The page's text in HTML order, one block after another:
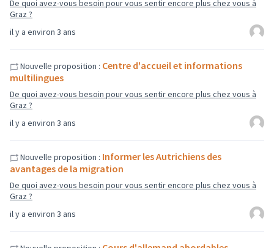
il y a environ 3 ans
De quoi avez-vous besoin pour vous sentir encore plus chez vous à
Graz ?
il y a environ 3 ans
Nouvelle proposition : Centre d'accueil et informations
multilingues
De quoi avez-vous besoin pour vous sentir encore plus chez vous à
Graz ?
il y a environ 3 ans
Nouvelle proposition : Informer les Autrichiens des
avantages de la migration
De quoi avez-vous besoin pour vous sentir encore plus chez vous à
Graz ?